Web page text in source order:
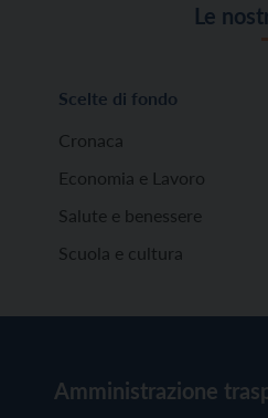
Le
Scelte di fondo
Cronaca
Economia e Lavoro
Salute e benessere
Scuola e cultura
Amministrazione